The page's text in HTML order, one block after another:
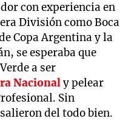
con experiencia en
División como Boca
Copa Argentina y la
se esperaba que
a ser
Nacionaly pelear
Sin
del todo bien.